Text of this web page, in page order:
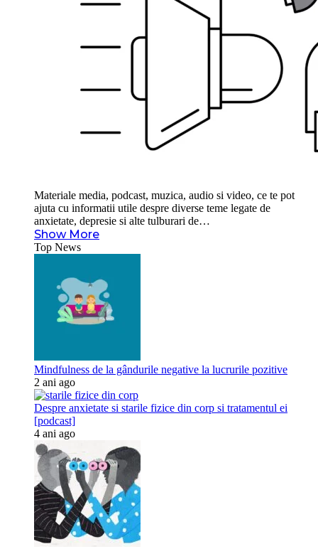
Materiale media, podcast, muzica, audio si video, ce te pot
ajuta cu informatii utile despre diverse teme legate de
anxietate, depresie si alte tulburari de…
Show More
Top News
Mindfulness de la gândurile negative la lucrurile pozitive
2 ani ago
Despre anxietate si starile fizice din corp si tratamentul ei
[podcast]
4 ani ago